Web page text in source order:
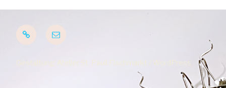
Startseite
E-
Gestaltung: Atelier St. Pauli Fischmarkt / WordPress